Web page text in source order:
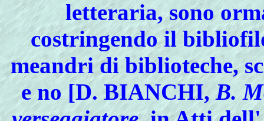
letteraria, sono
costringendo il
meandri di biblioteche,
e no [D. BIANCHI,B.